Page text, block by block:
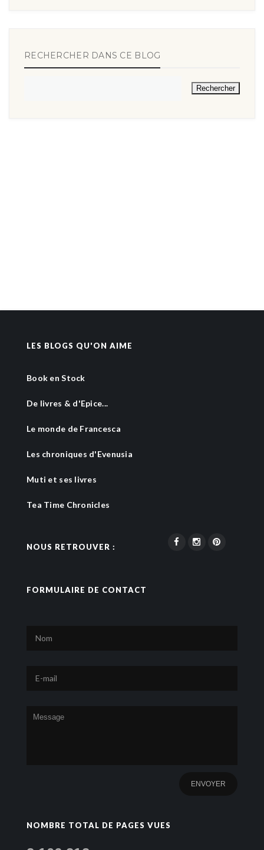
RECHERCHER DANS CE BLOG
LES BLOGS QU'ON AIME
Book en Stock
De livres & d'Epice...
Le monde de Francesca
Les chroniques d'Evenusia
Muti et ses livres
Tea Time Chronicles
NOUS RETROUVER :
FORMULAIRE DE CONTACT
NOMBRE TOTAL DE PAGES VUES